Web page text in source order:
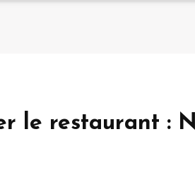
le restaurant :